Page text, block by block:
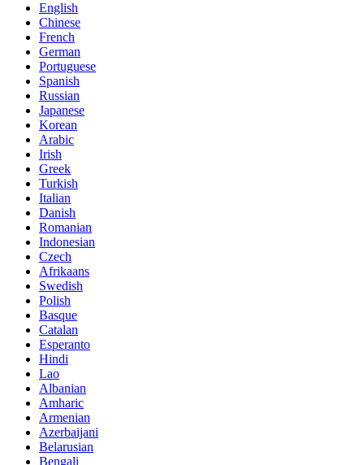
English
Chinese
French
German
Portuguese
Spanish
Russian
Japanese
Korean
Arabic
Irish
Greek
Turkish
Italian
Danish
Romanian
Indonesian
Czech
Afrikaans
Swedish
Polish
Basque
Catalan
Esperanto
Hindi
Lao
Albanian
Amharic
Armenian
Azerbaijani
Belarusian
Bengali